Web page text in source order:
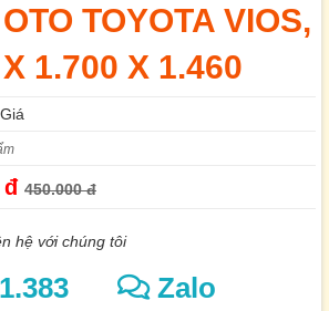
TOYOTA VIOS,
1.700 X 1.460
đ 450.000 đ
hệ với chúng tôi
Zalo